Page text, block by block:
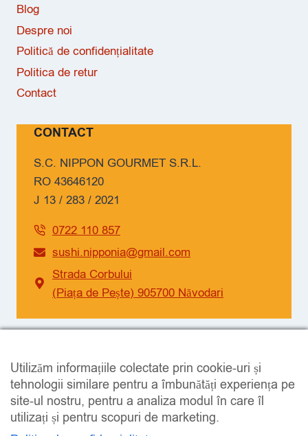
Blog
Despre noi
Politică de confidențialitate
Politica de retur
Contact
CONTACT
S.C. NIPPON GOURMET S.R.L.
RO 43646120
J 13 / 283 / 2021
0722 110 857
sushi.nipponia@gmail.com
Strada Corbului
(Piața de Pește) 905700 Năvodari
Facebook
Instagram
Utilizăm informațiile colectate prin cookie-uri și
tehnologii similare pentru a îmbunătăți experiența pe
site-ul nostru, pentru a analiza modul în care îl
utilizați și pentru scopuri de marketing.